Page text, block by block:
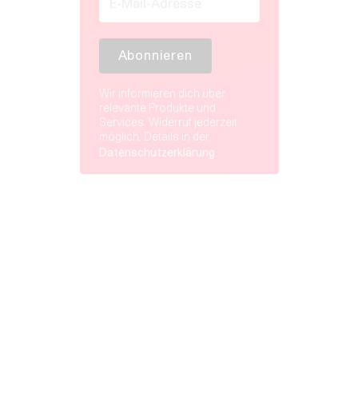
Wir informieren dich über
relevante Produkte und
Services. Widerruf jederzeit
möglich. Details in der
Datenschutzerklärung